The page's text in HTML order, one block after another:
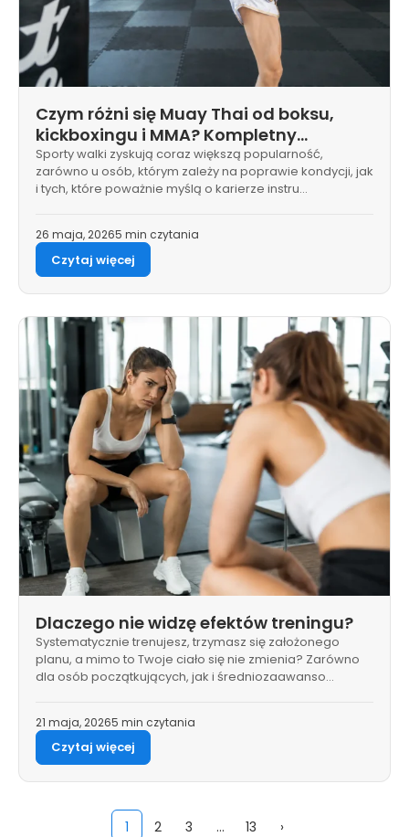
Czym różni się Muay Thai od boksu,
kickboxingu i MMA? Kompletny
przewodnik
Sporty walki zyskują coraz większą popularność,
zarówno u osób, którym zależy na poprawie kondycji, jak
i tych, które poważnie myślą o karierze instru…
26 maja, 20265 min czytania
Czytaj więcej
Dlaczego nie widzę efektów treningu?
Systematycznie trenujesz, trzymasz się założonego
planu, a mimo to Twoje ciało się nie zmienia? Zarówno
dla osób początkujących, jak i średniozaawanso…
21 maja, 20265 min czytania
Czytaj więcej
1 2 3 … 13 ›